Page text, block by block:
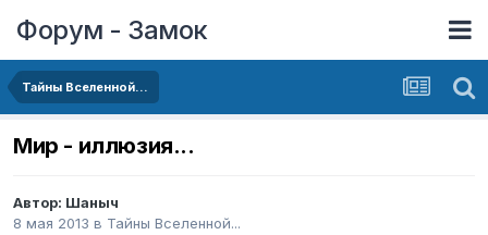
Форум - Замок
Тайны Вселенной...
Мир - иллюзия...
Автор: Шаныч
8 мая 2013 в Тайны Вселенной...